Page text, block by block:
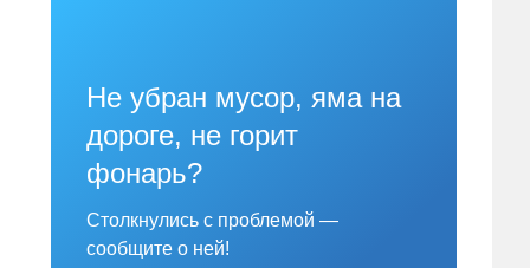
Не убран мусор, яма на
дороге, не горит
фонарь?
Столкнулись с проблемой —
сообщите о ней!